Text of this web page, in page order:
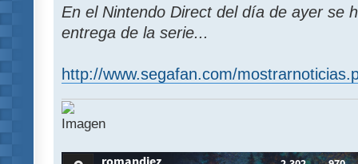
En el Nintendo Direct del día de ayer se
entrega de la serie...
http://www.segafan.com/